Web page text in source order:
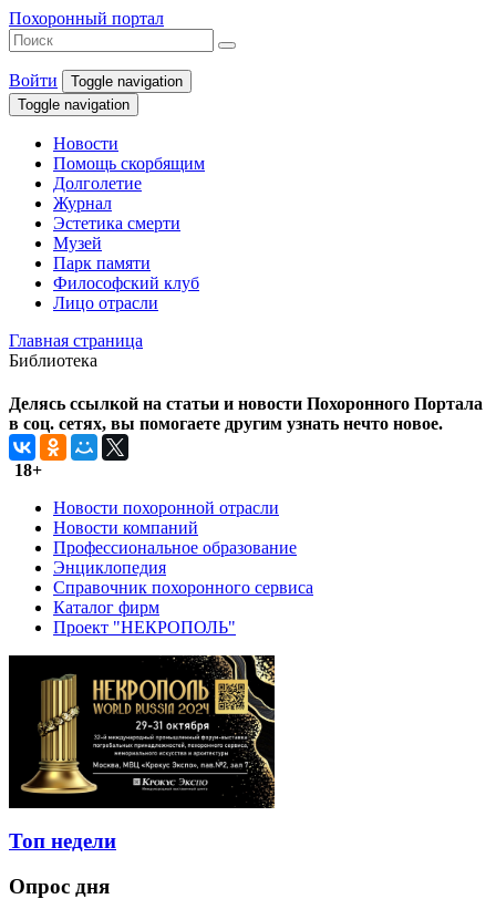
Похоронный портал
Войти
Toggle navigation
Toggle navigation
Новости
Помощь скорбящим
Долголетие
Журнал
Эстетика смерти
Музей
Парк памяти
Философский клуб
Лицо отрасли
Главная страница
Библиотека
Делясь ссылкой на статьи и новости Похоронного Портала
в соц. сетях, вы помогаете другим узнать нечто новое.
18+
Новости похоронной отрасли
Новости компаний
Профессиональное образование
Энциклопедия
Справочник похоронного сервиса
Каталог фирм
Проект "НЕКРОПОЛЬ"
Топ недели
Опрос дня